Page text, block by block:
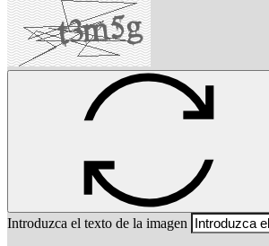
Introduzca el texto de la imagen